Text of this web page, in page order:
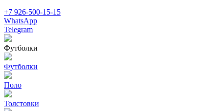
+7 926-500-15-15
WhatsApp
Telegram
Футболки
Футболки
Поло
Толстовки